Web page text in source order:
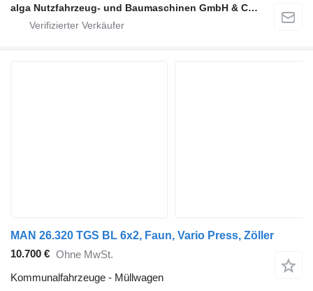
alga Nutzfahrzeug- und Baumaschinen GmbH & Co. KG
MAN 26.320 TGS BL 6x2, Faun, Vario Press, Zöller
10.700 € Ohne MwSt.
Kommunalfahrzeuge - Müllwagen